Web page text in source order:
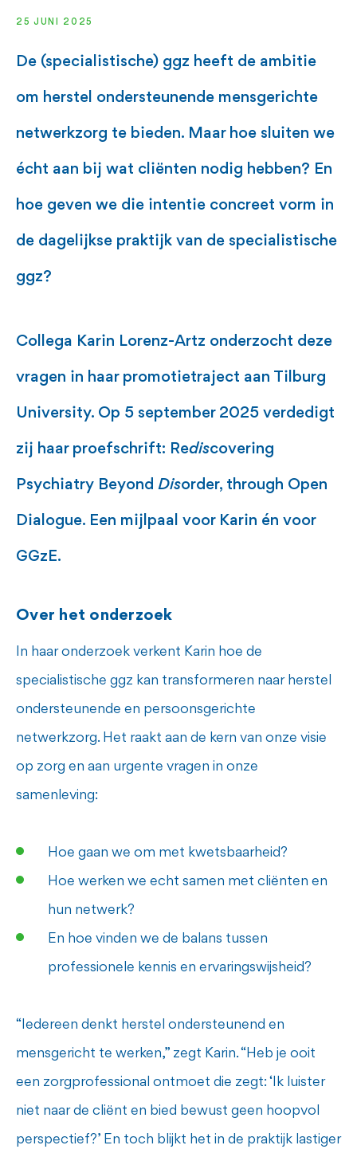
25 JUNI 2025
De (specialistische) ggz heeft de ambitie
om herstel ondersteunende mensgerichte
netwerkzorg te bieden. Maar hoe sluiten we
écht aan bij wat cliënten nodig hebben? En
hoe geven we die intentie concreet vorm in
de dagelijkse praktijk van de specialistische
ggz?
Collega Karin Lorenz-Artz onderzocht deze
vragen in haar promotietraject aan Tilburg
University. Op 5 september 2025 verdedigt
zij haar proefschrift: Rediscovering
Psychiatry Beyond Disorder, through Open
Dialogue. Een mijlpaal voor Karin én voor
GGzE.
Over het onderzoek
In haar onderzoek verkent Karin hoe de
specialistische ggz kan transformeren naar herstel
ondersteunende en persoonsgerichte
netwerkzorg. Het raakt aan de kern van onze visie
op zorg en aan urgente vragen in onze
samenleving:
Hoe gaan we om met kwetsbaarheid?
Hoe werken we echt samen met cliënten en
hun netwerk?
En hoe vinden we de balans tussen
professionele kennis en ervaringswijsheid?
“Iedereen denkt herstel ondersteunend en
mensgericht te werken,” zegt Karin. “Heb je ooit
een zorgprofessional ontmoet die zegt: ‘Ik luister
niet naar de cliënt en bied bewust geen hoopvol
perspectief?’ En toch blijkt het in de praktijk lastiger